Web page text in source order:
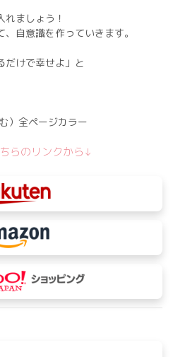
ましょう！
自意識を作っていきます。
けで幸せよ」と
）全ページカラー
らのリンクから↓